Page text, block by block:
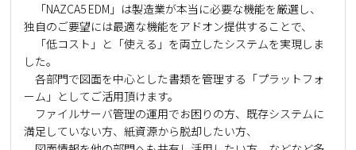
「NAZCA5 EDM」は製造業が本当に必要な機能を厳選し、
独自のご要望には最適な機能をアドオン提供することで、
「低コスト」と「使える」を両立したシステムを実現しま
した。
各部門で図面を中心とした書類を管理する「プラットフォ
ーム」としてご活用頂けます。
ファイルサーバ管理の運用でお困りの方、既存システムに
満足していない方、紙資源から脱却したい方、